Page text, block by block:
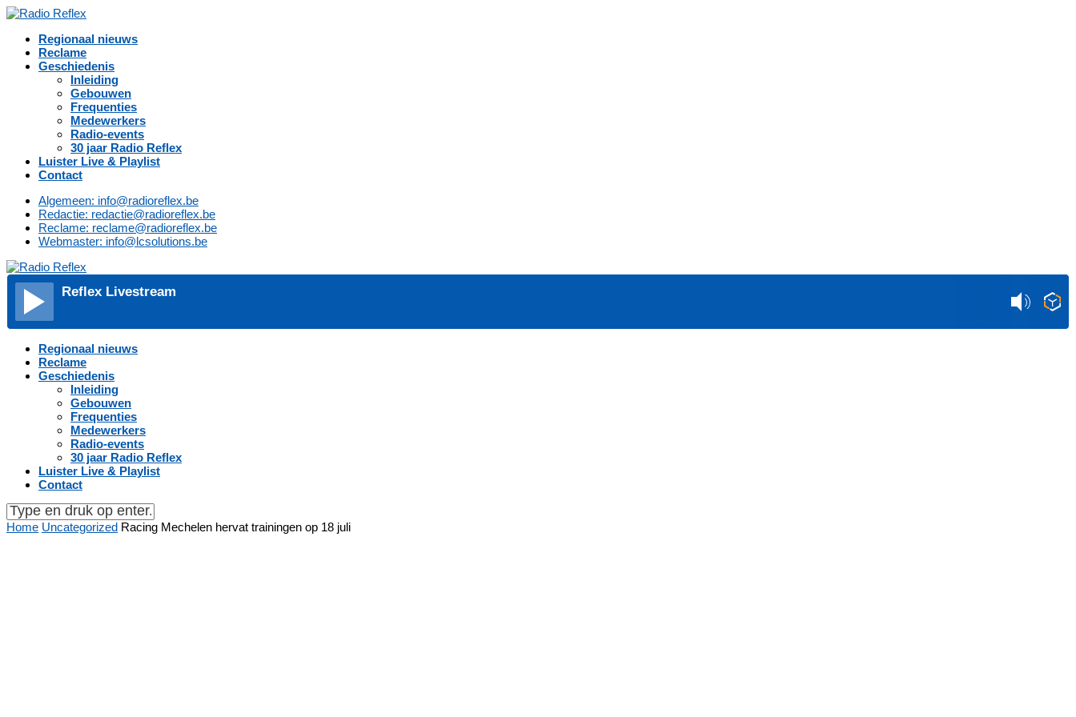
Regionaal nieuws
Reclame
Geschiedenis
Inleiding
Gebouwen
Frequenties
Medewerkers
Radio-events
30 jaar Radio Reflex
Luister Live & Playlist
Contact
Algemeen: info@radioreflex.be
Redactie: redactie@radioreflex.be
Reclame: reclame@radioreflex.be
Webmaster: info@lcsolutions.be
Reflex Livestream
Regionaal nieuws
Reclame
Geschiedenis
Inleiding
Gebouwen
Frequenties
Medewerkers
Radio-events
30 jaar Radio Reflex
Luister Live & Playlist
Contact
Home Uncategorized Racing Mechelen hervat trainingen op 18 juli